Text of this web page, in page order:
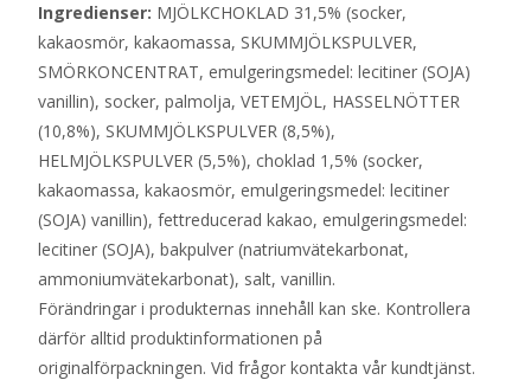
Ingredienser: MJÖLKCHOKLAD 31,5% (socker,
kakaosmör, kakaomassa, SKUMMJÖLKSPULVER,
SMÖRKONCENTRAT, emulgeringsmedel: lecitiner (SOJA)
vanillin), socker, palmolja, VETEMJÖL, HASSELNÖTTER
(10,8%), SKUMMJÖLKSPULVER (8,5%),
HELMJÖLKSPULVER (5,5%), choklad 1,5% (socker,
kakaomassa, kakaosmör, emulgeringsmedel: lecitiner
(SOJA) vanillin), fettreducerad kakao, emulgeringsmedel:
lecitiner (SOJA), bakpulver (natriumvätekarbonat,
ammoniumvätekarbonat), salt, vanillin.
Förändringar i produkternas innehåll kan ske. Kontrollera
därför alltid produktinformationen på
originalförpackningen. Vid frågor kontakta vår kundtjänst.